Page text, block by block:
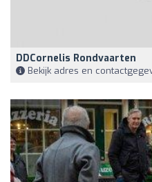
DDCornelis Rondvaarten
Bekijk adres en